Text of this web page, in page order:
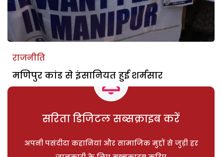
राजनीति
मणिपुर कांड से इंसानियत हुई शर्मसार
सरिता डिजिटल सब्सक्राइब करें
अपनी पसंदीदा कहानियां और सामाजिक मुद्दों से जुड़ी हर